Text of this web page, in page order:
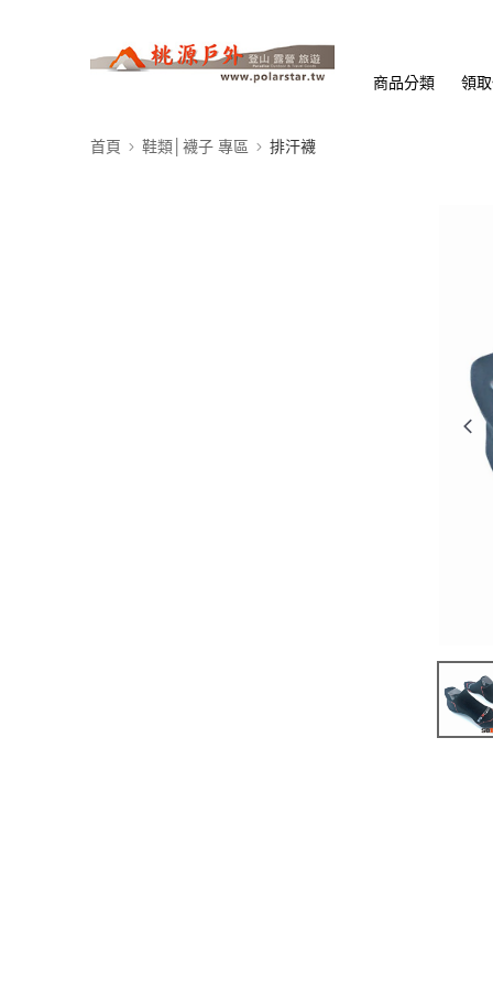
商品分類 領
首頁 鞋類│襪子 專區 排汗襪